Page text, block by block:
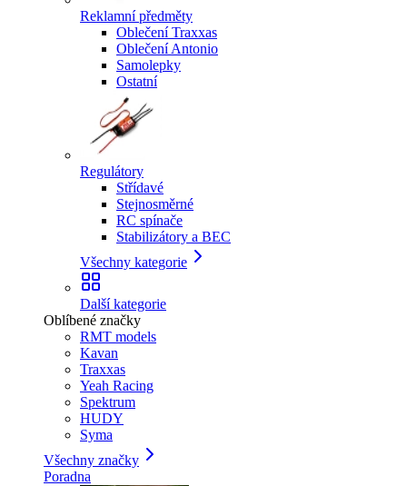
Reklamní předměty
Oblečení Traxxas
Oblečení Antonio
Samolepky
Ostatní
Regulátory
Střídavé
Stejnosměrné
RC spínače
Stabilizátory a BEC
Všechny kategorie
Další kategorie
Oblíbené značky
RMT models
Kavan
Traxxas
Yeah Racing
Spektrum
HUDY
Syma
Všechny značky
Poradna